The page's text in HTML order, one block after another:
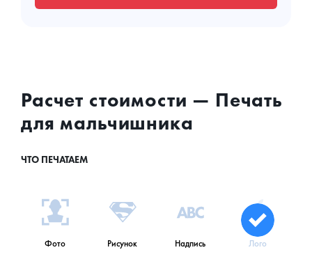
Расчет стоимости — Печать
для мальчишника
ЧТО ПЕЧАТАЕМ
Фото Рисунок Надпись Лого